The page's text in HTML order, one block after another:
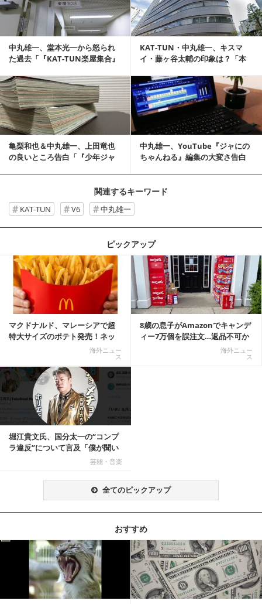
中丸雄一、堂本光一から怒られ
た過去「『KAT-TUN楽屋集合』
KAT-TUN・中丸雄一、キスマ
イ・藤ヶ谷太輔の印象は？「本
亀梨和也＆中丸雄一、上田竜也
の良いところ告白「『少年ジャ
中丸雄一、YouTube『ジャにの
ちゃんねる』編集の大変さ告白
記事を読む
関連するキーワード
KAT-TUN V6 中丸雄一
ピックアップ
マクドナルド、マレーシアで超
特大サイズのポテト発売！ネッ
海外ニュー
ス
8歳の息子がAmazonでキャンデ
ィー7万個を誤注文…返品不可か
海外ニュー
ス
記事を読む
堀江貴文氏、国分太一の“コンプ
ラ違反”について言及「僕が聞い
芸能・音楽
全てのピックアップ
おすすめ
記事を読む